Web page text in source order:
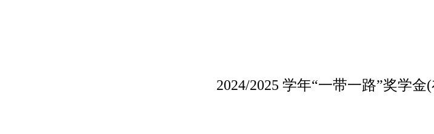
2024/2025 学年“一带一路”奖学